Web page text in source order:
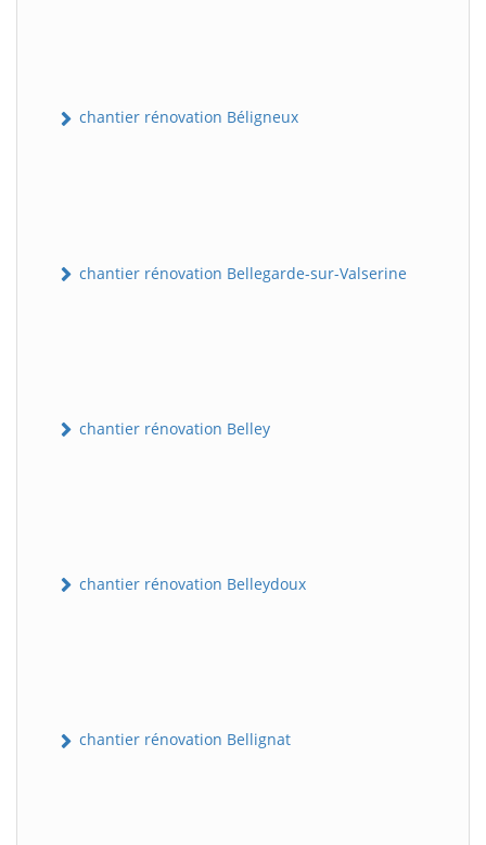
chantier rénovation Béligneux
chantier rénovation Bellegarde-sur-Valserine
chantier rénovation Belley
chantier rénovation Belleydoux
chantier rénovation Bellignat